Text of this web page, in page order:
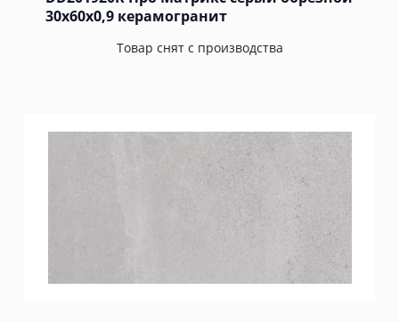
30x60x0,9 керамогранит
Товар снят с производства